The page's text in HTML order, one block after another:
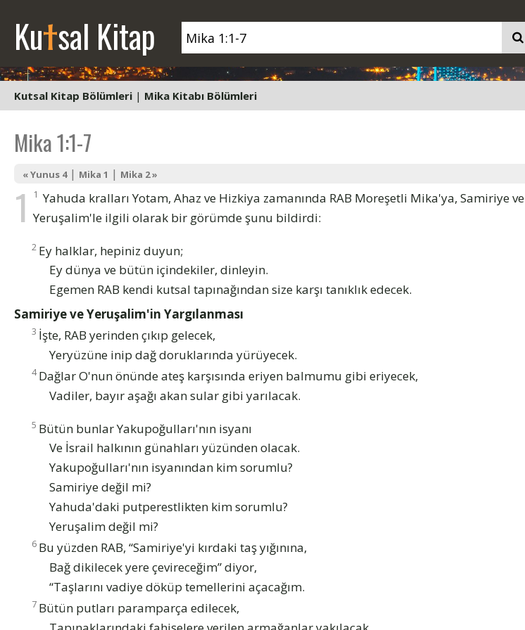
Kutsal Kitap
Kutsal Kitap Bölümleri | Mika Kitabı Bölümleri
Mika 1:1-7
« Yunus 4| Mika 1 | Mika 2 »
1 1 Yahuda kralları Yotam, Ahaz ve Hizkiya zamanında RAB Moreşetli Mika'ya, Samiriye ve
Yeruşalim'le ilgili olarak bir görümde şunu bildirdi:
2 Ey halklar, hepiniz duyun;
Ey dünya ve bütün içindekiler, dinleyin.
Egemen RAB kendi kutsal tapınağından size karşı tanıklık edecek.
Samiriye ve Yeruşalim'in Yargılanması
3 İşte, RAB yerinden çıkıp gelecek,
Yeryüzüne inip dağ doruklarında yürüyecek.
4 Dağlar O'nun önünde ateş karşısında eriyen balmumu gibi eriyecek,
Vadiler, bayır aşağı akan sular gibi yarılacak.
5 Bütün bunlar Yakupoğulları'nın isyanı
Ve İsrail halkının günahları yüzünden olacak.
Yakupoğulları'nın isyanından kim sorumlu?
Samiriye değil mi?
Yahuda'daki putperestlikten kim sorumlu?
Yeruşalim değil mi?
6 Bu yüzden RAB, “Samiriye'yi kırdaki taş yığınına,
Bağ dikilecek yere çevireceğim” diyor,
“Taşlarını vadiye döküp temellerini açacağım.
7 Bütün putları paramparça edilecek,